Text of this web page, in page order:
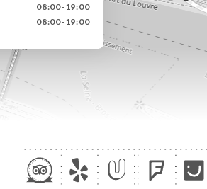
08:00-19:00
08:00-19:00